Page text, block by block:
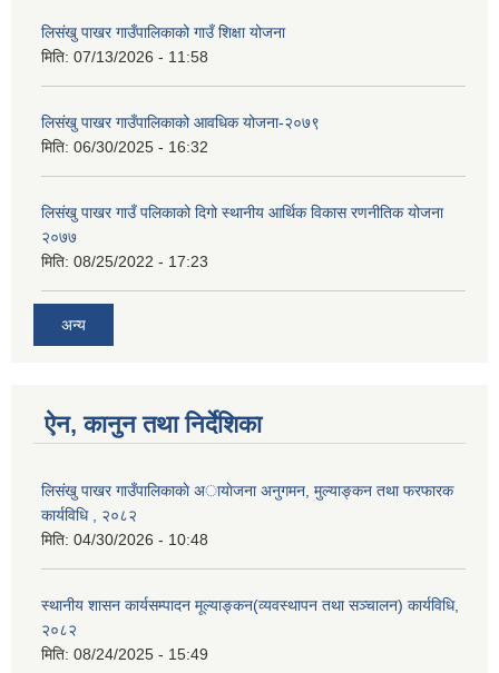
लिसंखु पाखर गाउँपालिकाको गाउँ शिक्षा योजना
मिति: 07/13/2026 - 11:58
लिसंखु पाखर गाउँपालिकाको आवधिक योजना-२०७९
मिति: 06/30/2025 - 16:32
लिसंखु पाखर गाउँ पलिकाको दिगो स्थानीय आर्थिक विकास रणनीतिक योजना
२०७७
मिति: 08/25/2022 - 17:23
अन्य
ऐन, कानुन तथा निर्देशिका
लिसंखु पाखर गाउँपालिकाकाे अायाेजना अनुगमन, मुल्याङ्कन तथा फरफारक
कार्यविधि , २०८२
मिति: 04/30/2026 - 10:48
स्थानीय शासन कार्यसम्पादन मूल्याङ्कन(व्यवस्थापन तथा सञ्चालन) कार्यविधि,
२०८२
मिति: 08/24/2025 - 15:49